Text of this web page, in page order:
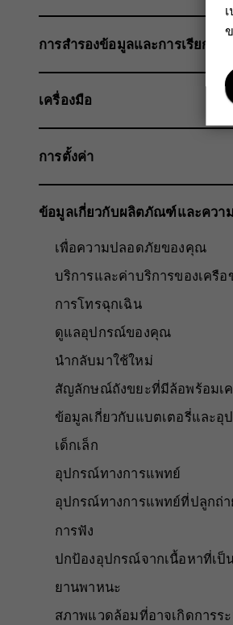
การสำรองข้อมูลและการเรียกข้อมู
เครื่องมือ
การตั้งค่า
ข้อมูลเกี่ยวกับผลิตภัณฑ์และควา
เพื่อความปลอดภัยของคุณ
บริการและค่าบริการของเครือ
การโทรฉุกเฉิน
ดูแลอุปกรณ์ของคุณ
นำกลับมาใช้ใหม่
สัญลักษณ์ถังขยะที่มีล้อพร้อมเ
ข้อมูลเกี่ยวกับแบตเตอรี่และอุ
เด็กเล็ก
อุปกรณ์ทางการแพทย์
อุปกรณ์ทางการแพทย์ที่ปลูกถ่า
การฟัง
ปกป้องอุปกรณ์จากเนื้อหาที่เป็
ยานพาหนะ
สภาพแวดล้อมที่อาจเกิดการร